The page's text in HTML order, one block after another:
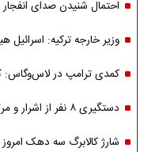
احتمال شنیدن صدای
وزیر خارجه ترکیه:
کمدی ترامپ در
دستگیری ۸ نفر از اشرار و مرتبطین گروهک های تروریستی
شارژ کالابرگ سه دهک امروز ۱۵ مرداد | تغییرات جدید واریزی های کالابرگ